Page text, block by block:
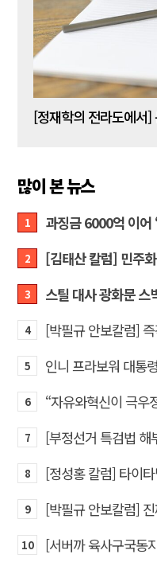
[정재학의 전라도에서
많이 본 뉴스
1
2
3 스틸 대사 광화문
4
5 인니 프라보워 대통
6
7
8 [정성홍 칼럼] 타이
9
10